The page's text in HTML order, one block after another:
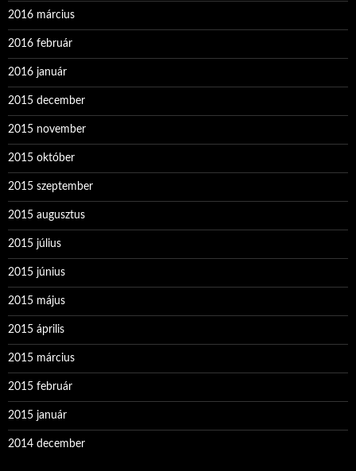
2016 március
2016 február
2016 január
2015 december
2015 november
2015 október
2015 szeptember
2015 augusztus
2015 július
2015 június
2015 május
2015 április
2015 március
2015 február
2015 január
2014 december